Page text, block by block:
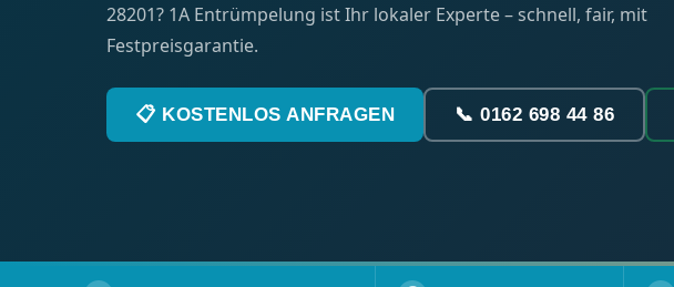
28201? 1A Entrümpelung ist Ihr lokaler Experte – schnell, fair, mit
Festpreisgarantie.
📋 KOSTENLOS ANFRAGEN 📞 0162 698 44 86